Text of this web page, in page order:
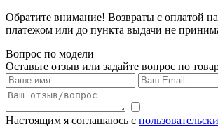
Обратите внимание! Возвраты с оплатой
платежом или до пункта выдачи не
Вопрос по модели
Оставьте отзыв или задайте вопрос по
Настоящим я соглашаюсь с